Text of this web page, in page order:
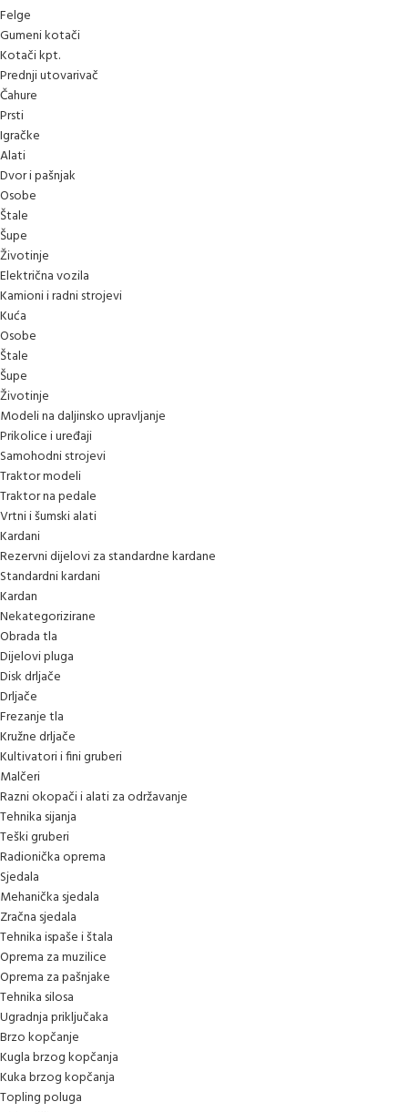
Felge
Gumeni kotači
Kotači kpt.
Prednji utovarivač
Čahure
Prsti
Igračke
Alati
Dvor i pašnjak
Osobe
Štale
Šupe
Životinje
Električna vozila
Kamioni i radni strojevi
Kuća
Osobe
Štale
Šupe
Životinje
Modeli na daljinsko upravljanje
Prikolice i uređaji
Samohodni strojevi
Traktor modeli
Traktor na pedale
Vrtni i šumski alati
Kardani
Rezervni dijelovi za standardne kardane
Standardni kardani
Kardan
Nekategorizirane
Obrada tla
Dijelovi pluga
Disk drljače
Drljače
Frezanje tla
Kružne drljače
Kultivatori i fini gruberi
Malčeri
Razni okopači i alati za održavanje
Tehnika sijanja
Teški gruberi
Radionička oprema
Sjedala
Mehanička sjedala
Zračna sjedala
Tehnika ispaše i štala
Oprema za muzilice
Oprema za pašnjake
Tehnika silosa
Ugradnja priključaka
Brzo kopčanje
Kugla brzog kopčanja
Kuka brzog kopčanja
Topling poluga